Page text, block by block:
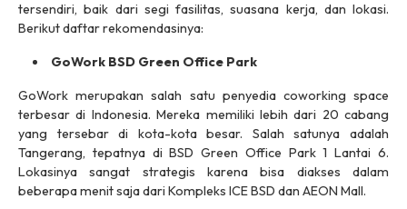
tersendiri, baik dari segi fasilitas, suasana kerja, dan lokasi.
Berikut daftar rekomendasinya:
GoWork BSD Green Office Park
GoWork merupakan salah satu penyedia coworking space
terbesar di Indonesia. Mereka memiliki lebih dari 20 cabang
yang tersebar di kota-kota besar. Salah satunya adalah
Tangerang, tepatnya di BSD Green Office Park 1 Lantai 6.
Lokasinya sangat strategis karena bisa diakses dalam
beberapa menit saja dari Kompleks ICE BSD dan AEON Mall.